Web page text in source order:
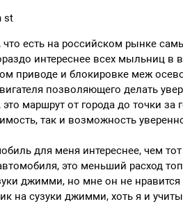
st
что есть на российском рынке
интереснее всех мыльниц
приводе и блокировке меж
позволяющего делать
маршрут от города до точки за
так и возможность
для меня интереснее, чем
это меньший расход
джимми, но мне он не
на сузуки джимми, хоть я и